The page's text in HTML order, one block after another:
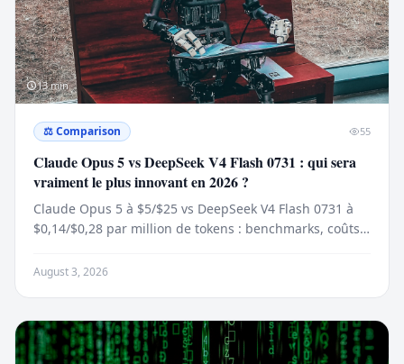
13 min
⚖️Comparison 55
Claude Opus 5 vs DeepSeek V4 Flash 0731 : qui sera
vraiment le plus innovant en 2026 ?
Claude Opus 5 à $5/$25 vs DeepSeek V4 Flash 0731 à
$0,14/$0,28 par million de tokens : benchmarks, coûts
August 3, 2026